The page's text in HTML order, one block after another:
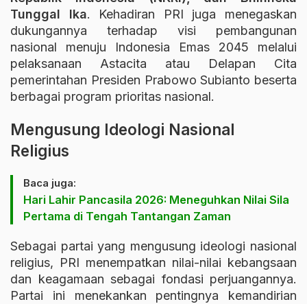
Tunggal Ika. Kehadiran PRI juga menegaskan
dukungannya terhadap visi pembangunan
nasional menuju Indonesia Emas 2045 melalui
pelaksanaan Astacita atau Delapan Cita
pemerintahan Presiden Prabowo Subianto beserta
berbagai program prioritas nasional.
Mengusung Ideologi Nasional
Religius
Baca juga:
Hari Lahir Pancasila 2026: Meneguhkan Nilai Sila
Pertama di Tengah Tantangan Zaman
Sebagai partai yang mengusung ideologi nasional
religius, PRI menempatkan nilai-nilai kebangsaan
dan keagamaan sebagai fondasi perjuangannya.
Partai ini menekankan pentingnya kemandirian